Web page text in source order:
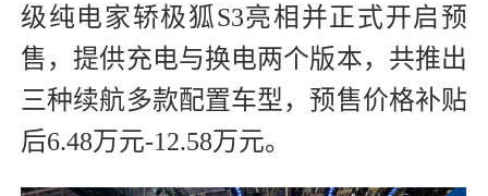
级纯电家轿极狐S3亮相并正式开启预
售，提供充电与换电两个版本，共推出
三种续航多款配置车型，预售价格补贴
后6.48万元-12.58万元。